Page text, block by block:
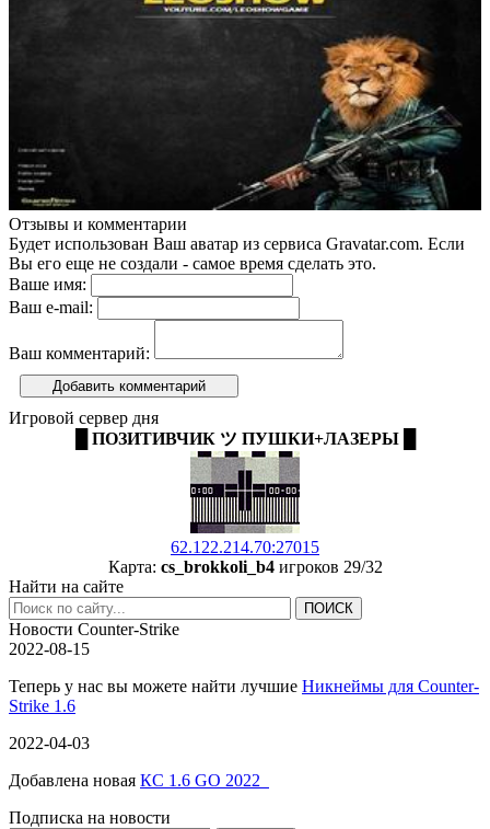
Отзывы и комментарии
Будет использован Ваш аватар из сервиса Gravatar.com. Если
Вы его еще не создали - самое время сделать это.
Ваше имя:
Ваш e-mail:
Ваш комментарий:
Добавить комментарий
Игровой сервер дня
█ ПОЗИТИВЧИК ツ ПУШКИ+ЛАЗЕРЫ █
62.122.214.70:27015
Карта: cs_brokkoli_b4игроков 29/32
Найти на сайте
Новости Counter-Strike
2022-08-15
Теперь у нас вы можете найти лучшие Никнеймы для Counter-
Strike 1.6
2022-04-03
Добавлена новая КС 1.6 GO 2022
Подписка на новости